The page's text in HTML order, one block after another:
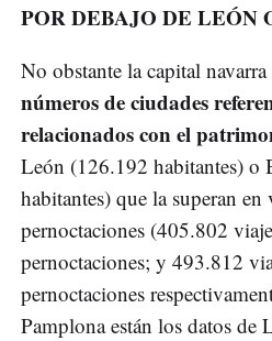
POR DEBAJO DE LEÓN
No obstante la capital navarra
números de ciudades
relacionados con el
León (126.192 habitantes) o
habitantes) que la superan en
pernoctaciones (405.802
pernoctaciones; y 493.812
pernoctaciones
Pamplona están los datos